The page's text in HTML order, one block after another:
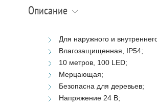
Описание
Для наружного и
Влагозащищенная, IP54;
10 метров, 100 LED;
Мерцающая;
Безопасна для деревьев;
Напряжение 24 В;